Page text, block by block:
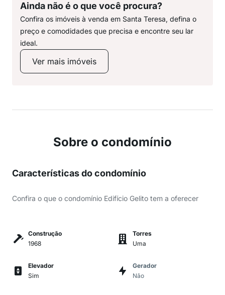
Ainda não é o que você procura?
Confira os imóveis à venda em Santa Teresa, defina o
preço e comodidades que precisa e encontre seu lar
ideal.
Ver mais imóveis
Sobre o condomínio
Características do condomínio
Confira o que o condomínio Edifício Gelito tem a oferecer
Construção
1968
Torres
Uma
Elevador
Sim
Gerador
Não